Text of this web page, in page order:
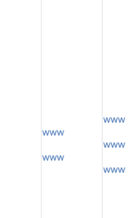
www
www
www
www
www